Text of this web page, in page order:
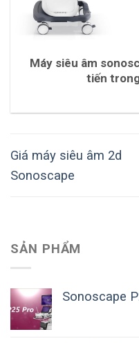
Máy siêu âm
tiến
Giá máy siêu âm 2d
Sonoscape
SẢN PHẨM
Sonoscape